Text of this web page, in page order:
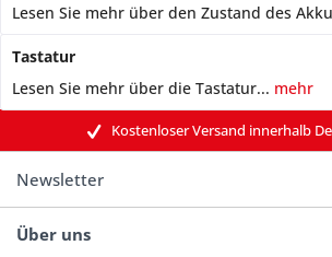
Lesen Sie mehr über den Zustand des
Tastatur
Lesen Sie mehr über die Tastatur... mehr
Kostenloser Versand innerhalb
Newsletter
Über uns